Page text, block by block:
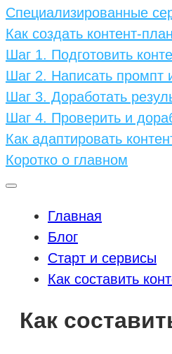
Специализированные
Как создать контент-
Шаг 1. Подготовить
Шаг 2. Написать промпт
Шаг 3. Доработать
Шаг 4. Проверить и
Как адаптировать
Коротко о главном
Главная
Блог
Старт и сервисы
Как составить
Как